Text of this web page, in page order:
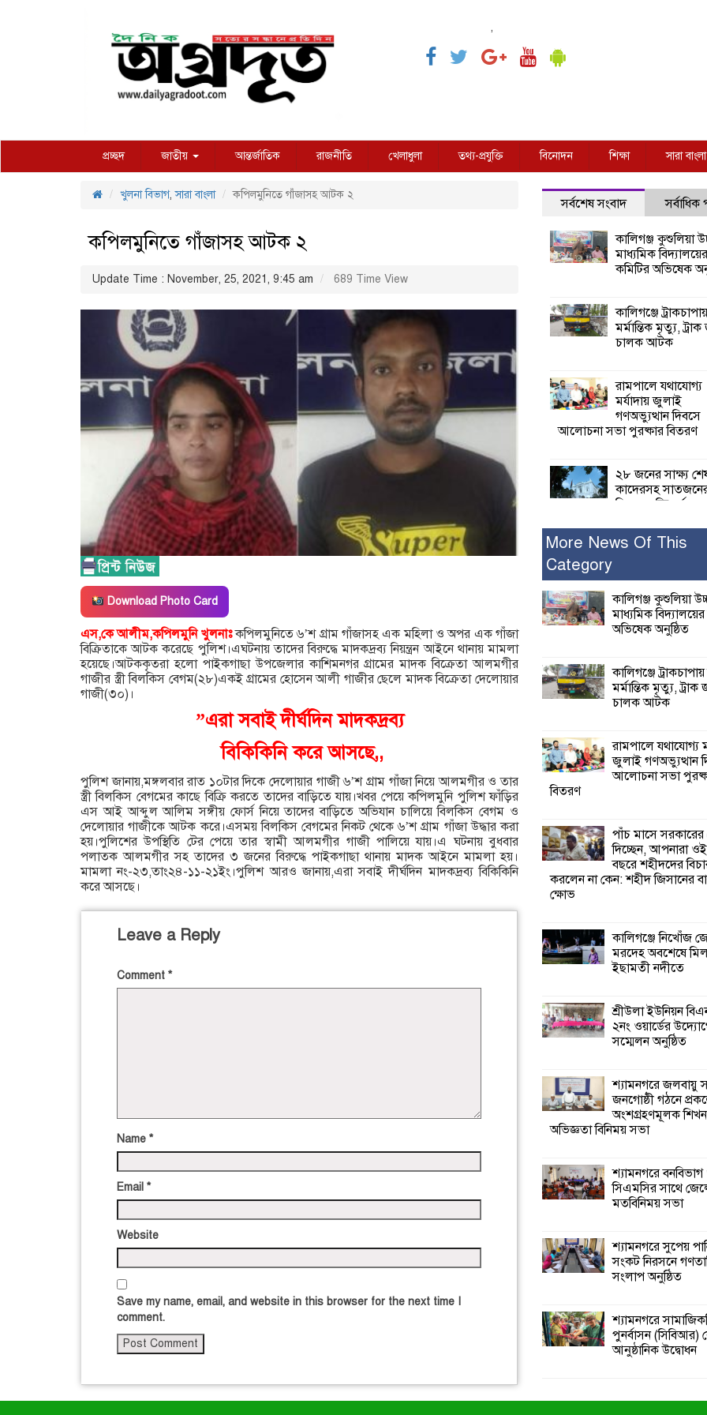
,
প্রচ্ছদ জাতীয় আন্তর্জাতিক রাজনীতি খেলাধুলা তথ্য-প্রযুক্তি বিনোদন শিক্ষা সারা বাংলা
খুলনা বিভাগ,সারা বাংলা কপিলমুনিতে গাঁজাসহ আটক ২
কপিলমুনিতে গাঁজাসহ আটক ২
Update Time : November, 25, 2021, 9:45 am 689 Time View
Download Photo Card
এস,কে আলীম,কপিলমুনি খুলনাঃ কপিলমুনিতে ৬’শ গ্রাম গাঁজাসহ এক মহিলা ও অপর এক গাঁজা
বিক্রিতাকে আটক করেছে পুলিশ।এঘটনায় তাদের বিরুদ্ধে মাদকদ্রব্য নিয়ন্ত্রন আইনে থানায় মামলা
হয়েছে।আটককৃতরা হলো পাইকগাছা উপজেলার কাশিমনগর গ্রামের মাদক বিক্রেতা আলমগীর
গাজীর স্ত্রী বিলকিস বেগম(২৮)একই গ্রামের হোসেন আলী গাজীর ছেলে মাদক বিক্রেতা দেলোয়ার
গাজী(৩০)।
”এরা সবাই দীর্ঘদিন মাদকদ্রব্য
বিকিকিনি করে আসছে,,
পুলিশ জানায়,মঙ্গলবার রাত ১০টার দিকে দেলোয়ার গাজী ৬’শ গ্রাম গাঁজা নিয়ে আলমগীর ও তার
স্ত্রী বিলকিস বেগমের কাছে বিক্রি করতে তাদের বাড়িতে যায়।খবর পেয়ে কপিলমুনি পুলিশ ফাঁড়ির
এস আই আব্দুল আলিম সঙ্গীয় ফোর্স নিয়ে তাদের বাড়িতে অভিযান চালিয়ে বিলকিস বেগম ও
দেলোয়ার গাজীকে আটক করে।এসময় বিলকিস বেগমের নিকট থেকে ৬’শ গ্রাম গাঁজা উদ্ধার করা
হয়।পুলিশের উপস্থিতি টের পেয়ে তার স্বামী আলমগীর গাজী পালিয়ে যায়।এ ঘটনায় বুধবার
পলাতক আলমগীর সহ তাদের ৩ জনের বিরুদ্ধে পাইকগাছা থানায় মাদক আইনে মামলা হয়।
মামলা নং-২৩,তাং২৪-১১-২১ইং।পুলিশ আরও জানায়,এরা সবাই দীর্ঘদিন মাদকদ্রব্য বিকিকিনি
করে আসছে।
Leave a Reply
Comment *
Name *
Email *
Website
Save my name, email, and website in this browser for the next time I
comment.
সর্বশেষ সংবাদ সর্বাধিক
কালিগঞ্জ কুশুলিয়া
মাধ্যমিক বিদ্যালয়ের
কমিটির অভিষেক
কালিগঞ্জে
মর্মান্তিক মৃত্যু,
চালক আটক
রামপালে যথাযোগ্য
মর্যাদায় জুলাই
গণঅভ্যুত্থান দিবসে
আলোচনা সভা পুরষ্কার বিতরণ
২৮ জনের সাক্ষ্য
কাদেরসহ
বিরুদ্ধে যুক্তিতর্ক
ক্ষতি করেছে
নুরুল হক নুর
পাঁচ মাসে সরকারের
বছরে শহীদদের
করলেন না কেন: শহীদ জিসানের
ক্ষোভ
কালিগঞ্জে নিখোঁজ
মরদেহ অবশেষে
ইছামতী নদীতে
২নং ওয়ার্ডের
কর্মী সম্মেলন
শ্যামনগরে জলবায়ু
শিখন ও অভিজ্ঞতা বিনিময় সভা
শ্যামনগরে বনবিভাগ
মতবিনিময় সভা
More News Of This
Category
কালিগঞ্জ কুশুলিয়া
মাধ্যমিক
অভিষেক অনুষ্ঠিত
কালিগঞ্জে
মর্মান্তিক মৃত্যু, ট্রাক
চালক আটক
রামপালে যথাযোগ্য
জুলাই গণঅভ্যুত্থান
আলোচনা সভা
বিতরণ
পাঁচ মাসে
দিচ্ছেন, আপনারা
বছরে শহীদদের
করলেন না কেন: শহীদ জিসানের
ক্ষোভ
কালিগঞ্জে নিখোঁজ
মরদেহ অবশেষে
ইছামতী নদীতে
শ্রীউলা ইউনিয়ন
২নং ওয়ার্ডের
সম্মেলন অনুষ্ঠিত
শ্যামনগরে জলবায়ু
জনগোষ্ঠী গঠনে
অংশগ্রহণমূলক
অভিজ্ঞতা বিনিময় সভা
শ্যামনগরে
সিএমসির সাথে
মতবিনিময় সভা
শ্যামনগরে সুপেয়
সংকট নিরসনে
সংলাপ অনুষ্ঠিত
শ্যামনগরে
পুনর্বাসন (সিবিআর)
আনুষ্ঠানিক উদ্বোধন